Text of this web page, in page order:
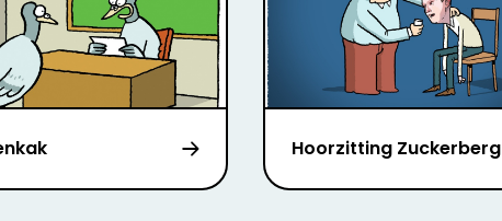
Hoorzitting Zuckerberg